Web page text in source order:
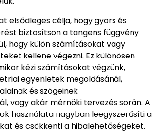
elsődleges célja, hogy gyors és
biztosítson a tangens függvény
hogy külön számításokat vagy
kellene végezni. Ez különösen
kézi számításokat végzünk,
egyenletek megoldásánál,
és szögeinek
vagy akár mérnöki tervezés során. A
használata nagyban leegyszerűsíti a
és csökkenti a hibalehetőségeket.